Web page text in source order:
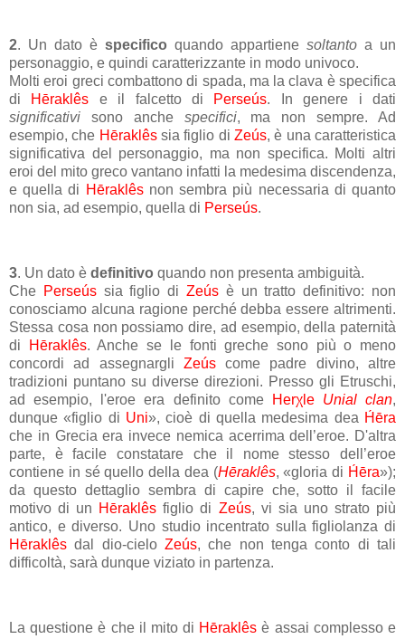
2. Un dato è specifico quando appartiene soltanto a un
personaggio, e quindi caratterizzante in modo univoco.
Molti eroi greci combattono di spada, ma la clava è specifica
di Hēraklês e il falcetto di Perseús. In genere i dati
significativi sono anche specifici, ma non sempre. Ad
esempio, che Hēraklêssia figlio diZeús, è una caratteristica
significativa del personaggio, ma non specifica. Molti altri
eroi del mito greco vantano infatti la medesima discendenza,
e quella di Hēraklês non sembra più necessaria di quanto
non sia, ad esempio, quella di Perseús.
3. Un dato è definitivo quando non presenta ambiguità.
Che Perseús sia figlio diZeús è un tratto definitivo: non
conosciamo alcuna ragione perché debba essere altrimenti.
Stessa cosa non possiamo dire, ad esempio, della paternità
di
Hēraklês. Anche se le fonti greche sono più o meno
concordi ad assegnargli Zeúscome padre divino, altre
tradizioni puntano su diverse direzioni. Presso gli Etruschi,
ad esempio, l'eroe era definito come
HerχleUnial clan,
dunque «figlio di Uni», cioè di quella medesima dea H́ēra
che in Grecia era invece nemica acerrima dell’eroe. D'altra
parte, è facile constatare che il nome stesso dell’eroe
contiene in sé quello della dea (Hēraklês, «gloria di H́ēra»);
da questo dettaglio sembra di capire che, sotto il facile
motivo di un Hēraklêsfiglio di Zeús, vi sia uno strato più
antico, e diverso. Uno studio incentrato sulla figliolanza di
Hēraklêsdal dio-cieloZeús, che non tenga conto di tali
difficoltà, sarà dunque viziato in partenza.
La questione è che il mito di Hēraklêsè assai complesso e